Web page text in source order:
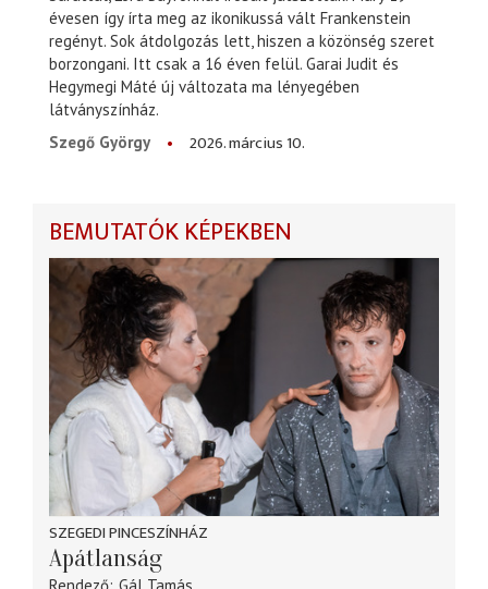
évesen így írta meg az ikonikussá vált Frankenstein
regényt. Sok átdolgozás lett, hiszen a közönség szeret
borzongani. Itt csak a 16 éven felül. Garai Judit és
Hegymegi Máté új változata ma lényegében
látványszínház.
Szegő György
2026. március 10.
BEMUTATÓK KÉPEKBEN
SZEGEDI PINCESZÍNHÁZ
Apátlanság